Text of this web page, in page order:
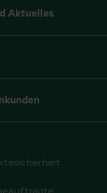
Aktuelles